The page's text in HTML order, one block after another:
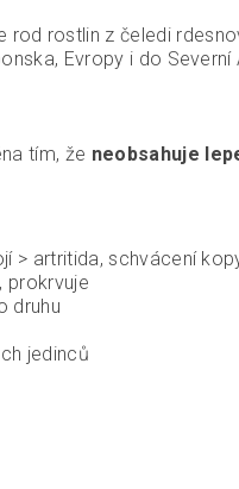
rod rostlin z čeledi
Evropy i do
tím, že neobsahuje
> artritida, schvácení
prokrvuje
druhu
jedinců